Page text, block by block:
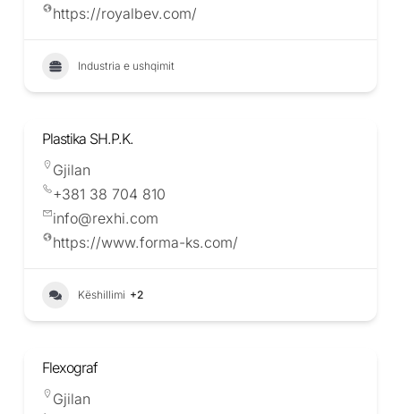
https://royalbev.com/
Industria e ushqimit
Plastika SH.P.K.
Gjilan
+381 38 704 810
info@rexhi.com
https://www.forma-ks.com/
Këshillimi +2
Flexograf
Gjilan